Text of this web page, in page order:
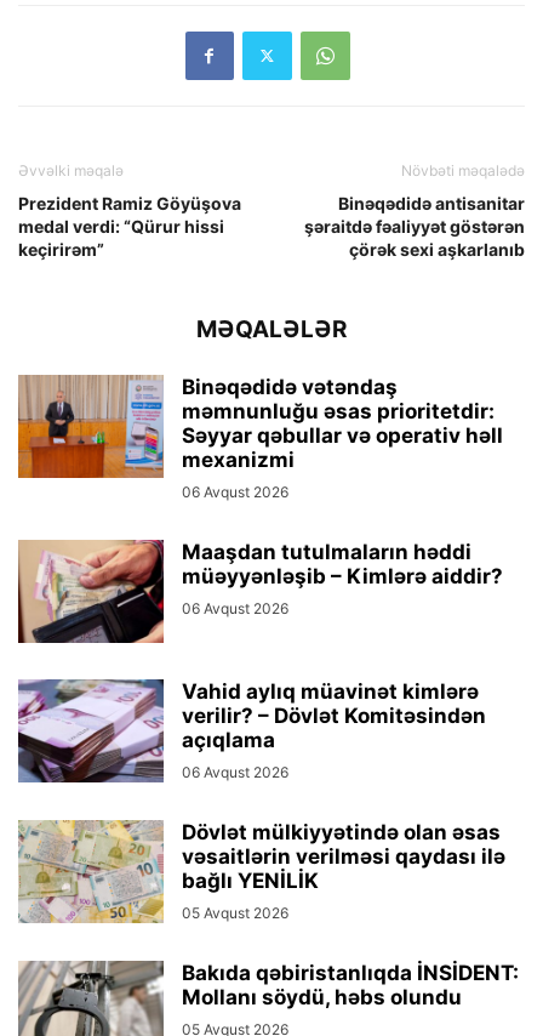
Əvvəlki məqalə
Prezident Ramiz Göyüşova
medal verdi: “Qürur hissi
keçirirəm”
Növbəti məqalədə
Binəqədidə antisanitar
şəraitdə fəaliyyət göstərən
çörək sexi aşkarlanıb
MƏQALƏLƏR
Binəqədidə vətəndaş
məmnunluğu əsas prioritetdir:
Səyyar qəbullar və operativ həll
mexanizmi
06 Avqust 2026
Maaşdan tutulmaların həddi
müəyyənləşib – Kimlərə aiddir?
06 Avqust 2026
Vahid aylıq müavinət kimlərə
verilir? – Dövlət Komitəsindən
açıqlama
06 Avqust 2026
Dövlət mülkiyyətində olan əsas
vəsaitlərin verilməsi qaydası ilə
bağlı YENİLİK
05 Avqust 2026
Bakıda qəbiristanlıqda İNSİDENT:
Mollanı söydü, həbs olundu
05 Avqust 2026